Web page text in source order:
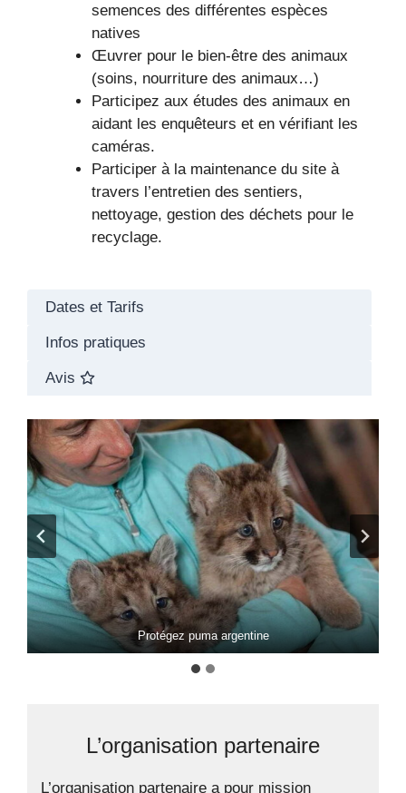
semences des différentes espèces
natives
Œuvrer pour le bien-être des animaux
(soins, nourriture des animaux…)
Participez aux études des animaux en
aidant les enquêteurs et en vérifiant les
caméras.
Participer à la maintenance du site à
travers l’entretien des sentiers,
nettoyage, gestion des déchets pour le
recyclage.
Dates et Tarifs
Infos pratiques
Avis
Protégez puma argentine
L’organisation partenaire
L’organisation partenaire a pour mission